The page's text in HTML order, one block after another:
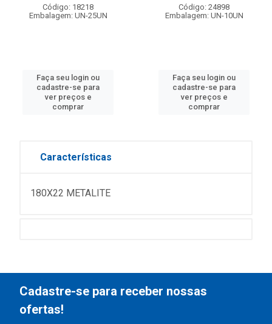
Código: 18218
Embalagem: UN-25UN
Faça seu login ou
cadastre-se para
ver preços e
comprar
Código: 24898
Embalagem: UN-10UN
Faça seu login ou
cadastre-se para
ver preços e
comprar
Características
180X22 METALITE
Cadastre-se para receber nossas
ofertas!